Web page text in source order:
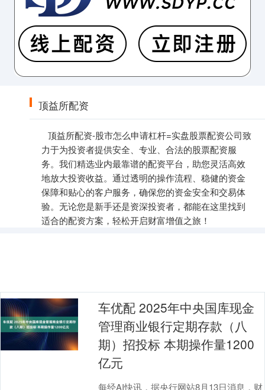
顶益所配资
顶益所配资-股市怎么申请杠杆=实盘股票配资公司致
力于为投资者提供安全、专业、合法的股票配资服
务。我们精选业内最靠谱的配资平台，助您灵活高效
地放大投资收益。通过透明的操作流程、稳健的资金
保障和贴心的客户服务，确保您的资金安全和交易体
验。无论您是新手还是资深投资者，都能在这里找到
适合的配资方案，轻松开启财富增值之旅！
车优配 2025年中央国库现金
管理商业银行定期存款（八
期）招投标 本期操作量1200
亿元
每经AI快讯，据央行网站8月13日消息，财